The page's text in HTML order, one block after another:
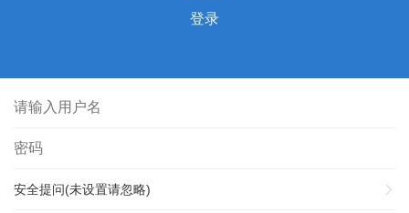
登录
安全提问(未设置请忽略)